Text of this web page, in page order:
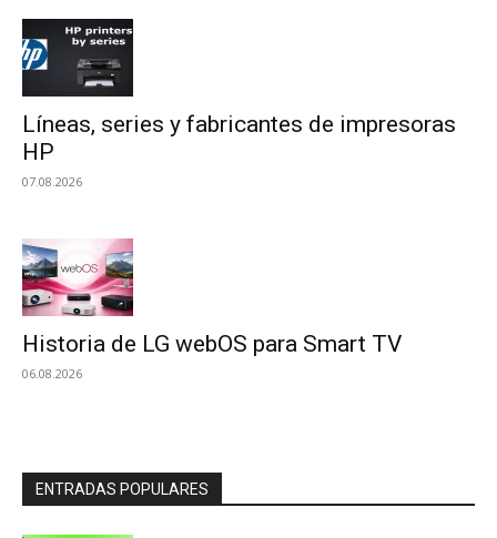
Líneas, series y fabricantes de impresoras
HP
07.08.2026
Historia de LG webOS para Smart TV
06.08.2026
ENTRADAS POPULARES